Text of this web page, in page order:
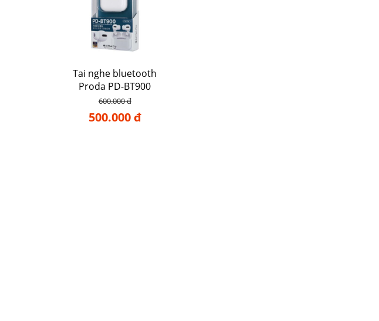
Tai nghe bluetooth
Proda PD-BT900
600.000 đ
500.000 đ